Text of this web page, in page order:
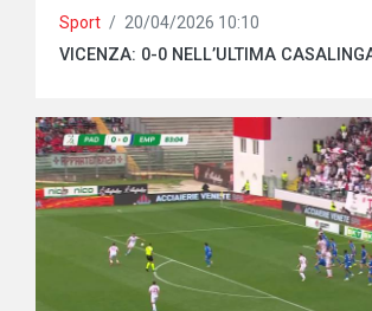
Sport / 20/04/2026 10:10
VICENZA: 0-0 NELL’ULTIMA